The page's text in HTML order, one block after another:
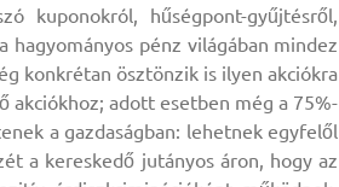
kuponokról, hűségpont-gyűjtésről,
pénz világában mindez
konkrétan ösztönzik is ilyen akciókra
akciókhoz; adott esetben még a 75%-
a gazdaságban: lehetnek egyfelől
a kereskedő jutányos áron, hogy az